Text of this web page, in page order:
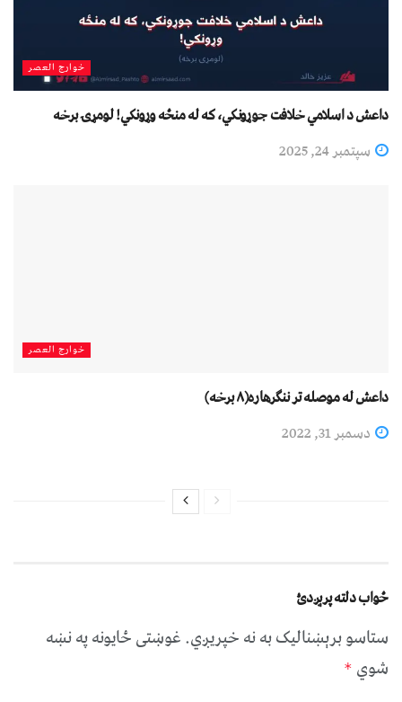
خوارج العصر
داعش د اسلامي خلافت جوړونکي، که له منځه وړونکي! لومړۍ برخه
سپتمبر 24, 2025
خوارج العصر
داعش له موصله تر ننګرهاره(۸ برخه)
دسمبر 31, 2022
ځواب دلته پرېږدئ
ستاسو برېښناليک به نه خپريږي.غوښتى ځایونه په نښه
شوي *